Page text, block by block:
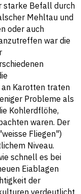
starke Befall durch
Mehltau und
oder auch
war die
an Karotten traten
Probleme als
Kohlerdflöhe,
waren. Der
Fliegen")
Niveau.
schnell es bei
Eiablagen
der